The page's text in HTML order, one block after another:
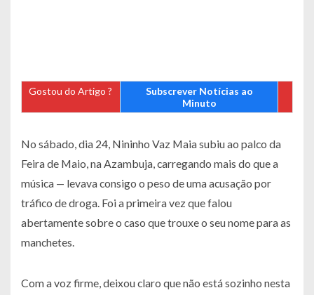
Gostou do Artigo ?
Subscrever Notícias ao
Minuto
No sábado, dia 24, Nininho Vaz Maia subiu ao palco da
Feira de Maio, na Azambuja, carregando mais do que a
música — levava consigo o peso de uma acusação por
tráfico de droga. Foi a primeira vez que falou
abertamente sobre o caso que trouxe o seu nome para as
manchetes.
Com a voz firme, deixou claro que não está sozinho nesta